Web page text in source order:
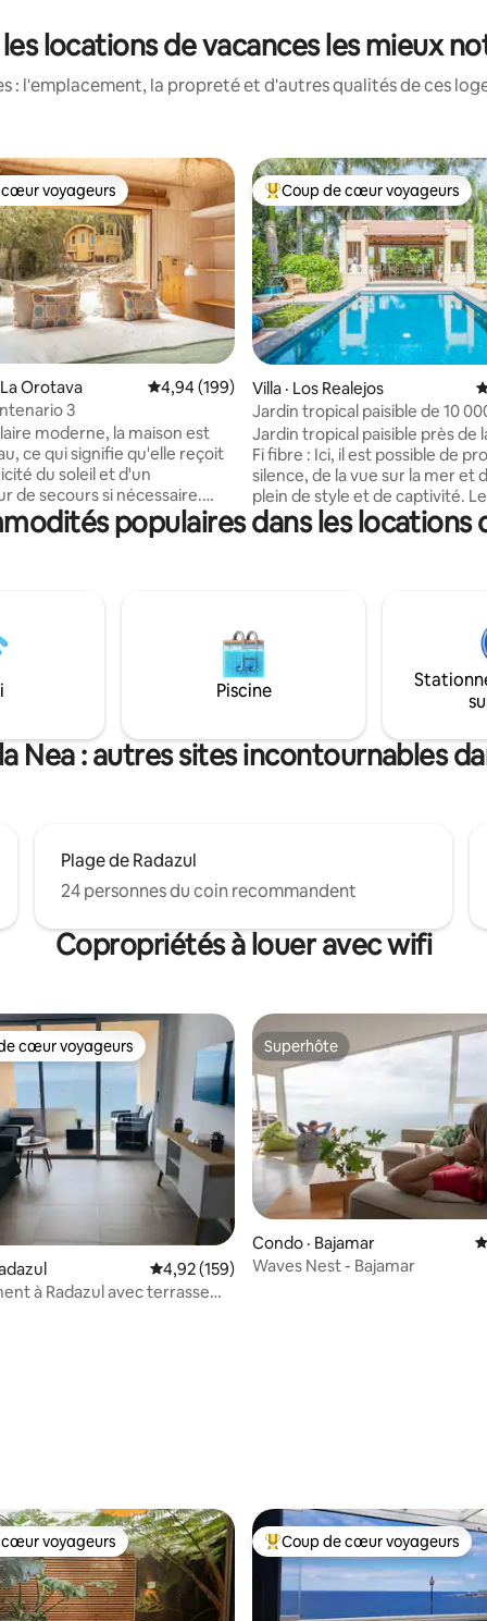
les locations de vacances les mieux
: l'emplacement, la propreté et d'autres qualités de ces
5, 252 commentaires
cœur voyageurs
voyageurs
Orotava Note moyenne de 4,94 sur 5, 199
4,94 (199)
3
moderne, la maison est
ce qui signifie qu'elle reçoit
du soleil et d'un
de secours si nécessaire.
avril 2021, le chalet est juste
national de Teide. La maison
avec lavabo, douche et
fonctionnels.
les informations sur la façon
et de vous enregistrer après
Coup de cœur voyageurs
Coup de cœur voyageurs
Villa · Los Realejos
Jardin tropical paisible de 10
de la mer
Jardin tropical paisible près de
Fi fibre : Ici, il est possible de
silence, de la vue sur la mer et
plein de style et de captivité.
plus confortable est
élégante piscine et le salon
Superbe piscine. La finca est
de la célèbre Playa del Socorro :
ambiance détendue grâce aux
magnifiques couchers de soleil
compétitions de surfeurs
populaires dans les locations
Piscine
Nea : autres sites incontournables
Plage de Radazul
24 personnes du coin recommandent
Copropriétés à louer avec wifi
5, 109 commentaires
cœur voyageurs parmi les plus aimés
cœur voyageurs
Note moyenne de 4,92 sur 5, 159
4,92 (159)
à Radazul avec terrasse
Superhôte
Superhôte
Condo · Bajamar
Waves Nest - Bajamar
cœur voyageurs
voyageurs Coup de cœur voyageurs
Coup de cœur voyageurs